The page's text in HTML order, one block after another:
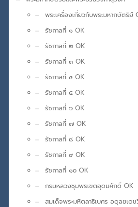
พระเครื่องเกี่ยวกับพระมหากษัตริย์
รัชกาลที่ ๑ OK
รัชกาลที่ ๒ OK
รัชกาลที่ ๓ OK
รัชกาลที่ ๔ OK
รัชกาลที่ ๕ OK
รัชกาลที่ ๖ OK
รัชกาลที่ ๗ OK
รัชกาลที่ ๘ OK
รัชกาลที่ ๙ OK
รัชกาลที่ ๑๐ OK
กรมหลวงชุมพรเขตอุดมศักดิ์ OK
สมเด็จพระมหิตลาธิเบศร อดุลยเด